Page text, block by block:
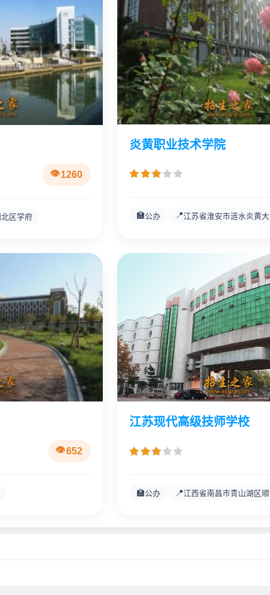
1260
区学府
炎黄职业技术学院
🏫公办 📍江苏省淮安市涟水炎黄大
652
江苏现代高级技师学校
🏫公办 📍江西省南昌市青山湖区顺